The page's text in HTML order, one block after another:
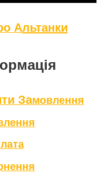
Альтанки
Замовлення